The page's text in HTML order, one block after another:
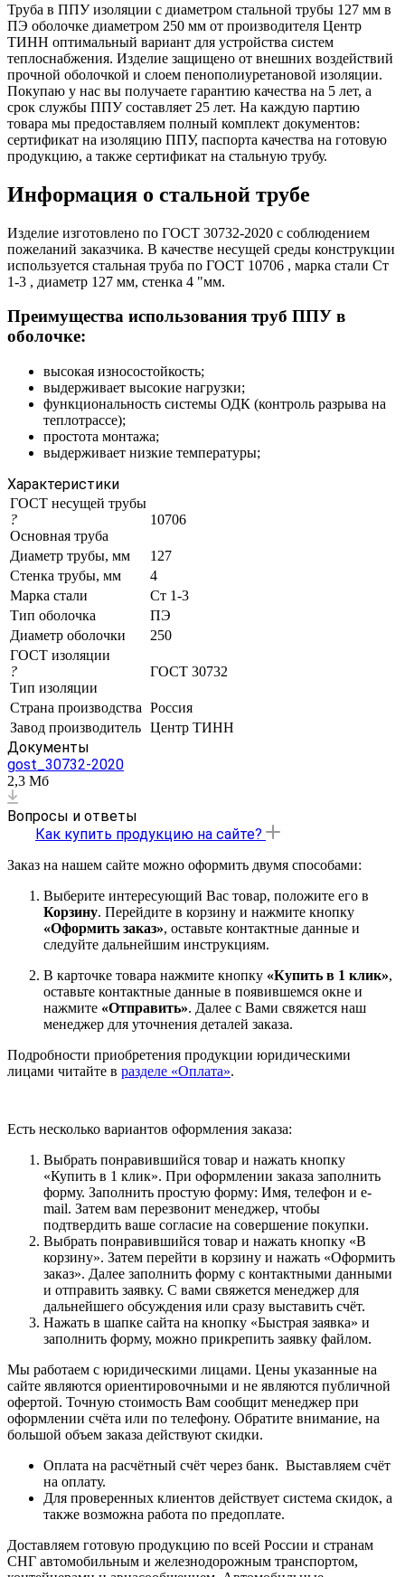
Труба в ППУ изоляции с диаметром стальной трубы 127 мм в
ПЭ оболочке диаметром 250 мм от производителя Центр
ТИНН оптимальный вариант для устройства систем
теплоснабжения. Изделие защищено от внешних воздействий
прочной оболочкой и слоем пенополиуретановой изоляции.
Покупаю у нас вы получаете гарантию качества на 5 лет, а
срок службы ППУ составляет 25 лет. На каждую партию
товара мы предоставляем полный комплект документов:
сертификат на изоляцию ППУ, паспорта качества на готовую
продукцию, а также сертификат на стальную трубу.
Информация о стальной трубе
Изделие изготовлено по ГОСТ 30732-2020 с соблюдением
пожеланий заказчика. В качестве несущей среды конструкции
используется стальная труба по ГОСТ 10706 , марка стали Ст
1-3 , диаметр 127 мм, стенка 4 "мм.
Преимущества использования труб ППУ в
оболочке:
высокая износостойкость;
выдерживает высокие нагрузки;
функциональность системы ОДК (контроль разрыва на
теплотрассе);
простота монтажа;
выдерживает низкие температуры;
Характеристики
ГОСТ несущей трубы
?
Основная труба
10706
Диаметр трубы, мм
127
Стенка трубы, мм
4
Марка стали
Ст 1-3
Тип оболочка
ПЭ
Диаметр оболочки
250
ГОСТ изоляции
?
Тип изоляции
ГОСТ 30732
Страна производства Россия
Завод производитель Центр ТИНН
Документы
gost_30732-2020
2,3 Мб
Вопросы и ответы
Как купить продукцию на сайте?
Заказ на нашем сайте можно оформить двумя способами:
Выберите интересующий Вас товар, положите его в
Корзину. Перейдите в корзину и нажмите кнопку
«Оформить заказ», оставьте контактные данные и
следуйте дальнейшим инструкциям.
В карточке товара нажмите кнопку «Купить в 1 клик»,
оставьте контактные данные в появившемся окне и
нажмите «Отправить». Далее с Вами свяжется наш
менеджер для уточнения деталей заказа.
Подробности приобретения продукции юридическими
лицами читайте в разделе «Оплата».
Есть несколько вариантов оформления заказа:
Выбрать понравившийся товар и нажать кнопку
«Купить в 1 клик». При оформлении заказа заполнить
форму. Заполнить простую форму: Имя, телефон и e-
mail. Затем вам перезвонит менеджер, чтобы
подтвердить ваше согласие на совершение покупки.
Выбрать понравившийся товар и нажать кнопку «В
корзину». Затем перейти в корзину и нажать «Оформить
заказ». Далее заполнить форму с контактными данными
и отправить заявку. С вами свяжется менеджер для
дальнейшего обсуждения или сразу выставить счёт.
Нажать в шапке сайта на кнопку «Быстрая заявка» и
заполнить форму, можно прикрепить заявку файлом.
Мы работаем с юридическими лицами. Цены указанные на
сайте являются ориентировочными и не являются публичной
офертой. Точную стоимость Вам сообщит менеджер при
оформлении счёта или по телефону. Обратите внимание, на
большой объем заказа действуют скидки.
Оплата на расчётный счёт через банк. Выставляем счёт
на оплату.
Для проверенных клиентов действует система скидок, а
также возможна работа по предоплате.
Доставляем готовую продукцию по всей России и странам
СНГ автомобильным и железнодорожным транспортом,